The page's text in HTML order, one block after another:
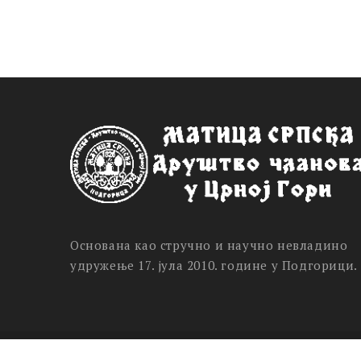
Основана као стручно и научно невладино
удружење 17. јула 2010. године у Подгорици.